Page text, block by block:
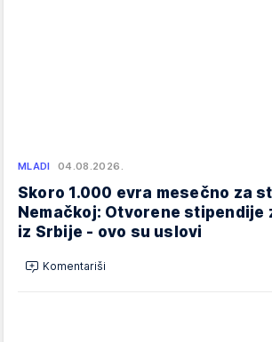
MLADI 04.08.2026.
Skoro 1.000 evra mesečno za
Nemačkoj: Otvorene stipendije
iz Srbije - ovo su uslovi
Komentariši